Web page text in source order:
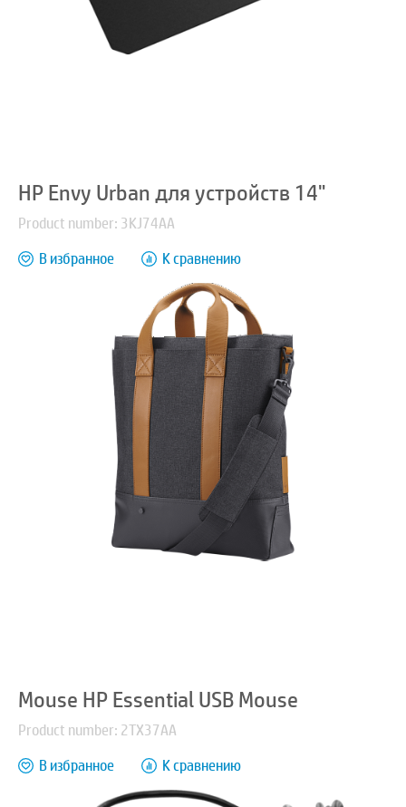
HP Envy Urban для устройств 14"
Product number: 3KJ74AA
В избранное
К сравнению
Mouse HP Essential USB Mouse
Product number: 2TX37AA
В избранное
К сравнению